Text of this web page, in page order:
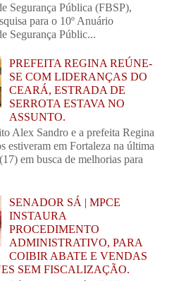
Segurança Pública (FBSP),
para o 10º Anuário
Segurança Públic...
PREFEITA REGINA REÚNE-
SE COM LIDERANÇAS DO
CEARÁ, ESTRADA DE
SERROTA ESTAVA NO
ASSUNTO.
Alex Sandro e a prefeita Regina
estiveram em Fortaleza na última
em busca de melhorias para
SENADOR SÁ | MPCE
INSTAURA
PROCEDIMENTO
ADMINISTRATIVO, PARA
COIBIR ABATE E VENDAS
SEM FISCALIZAÇÃO.